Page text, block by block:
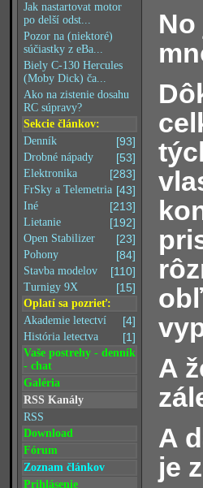
Jak nastartovat motor
po delší odst...
Pozor na (niektoré)
súčiastky z eBa...
Biely C-130 Hercules
(Moby Dick) ča...
Ako na zistenie dosahu
RC súpravy?
Sekcie článkov:
[93]
Denník
[53]
Drobné nápady
[283]
Elektronika
[43]
FrSky a Telemetria
[213]
Iné
[192]
Lietanie
[23]
Open Stabilizer
[84]
Pohony
[110]
Stavba modelov
[15]
Turnigy 9X
Oplatí sa pozrieť:
[4]
Akademie letectví
[1]
História letectva
Vaše postrehy - denník
- chat
Galéria
RSS Kanály
RSS
Download
Fórum
Zoznam článkov
Prihlásenie
No
A
A
je